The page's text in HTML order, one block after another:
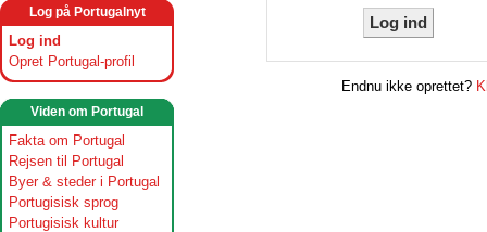
Log på Portugalnyt
Log ind
Opret Portugal-profil
Viden om Portugal
Fakta om Portugal
Rejsen til Portugal
Byer & steder i Portugal
Portugisisk sprog
Portugisisk kultur
Log ind
Endnu ikke oprettet?